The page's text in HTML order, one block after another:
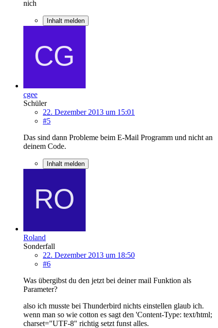
nich
Inhalt melden
cgee
Schüler
22. Dezember 2013 um 15:01
#5
Das sind dann Probleme beim E-Mail Programm und nicht an
deinem Code.
Inhalt melden
Roland
Sonderfall
22. Dezember 2013 um 18:50
#6
Was übergibst du den jetzt bei deiner mail Funktion als
Parameter?
also ich musste bei Thunderbird nichts einstellen glaub ich.
wenn man so wie cotton es sagt den 'Content-Type: text/html;
charset="UTF-8" richtig setzt funst alles.